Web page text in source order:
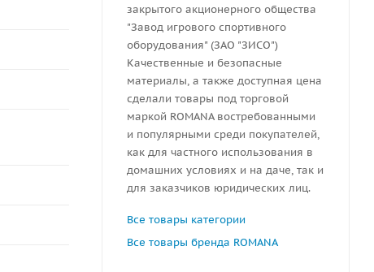
закрытого акционерного общества
"Завод игрового спортивного
оборудования" (ЗАО "ЗИСО")
Качественные и безопасные
материалы, а также доступная цена
сделали товары под торговой
маркой ROMANA востребованными
и популярными среди покупателей,
как для частного использования в
домашних условиях и на даче, так и
для заказчиков юридических лиц.
Все товары категории
Все товары бренда ROMANA